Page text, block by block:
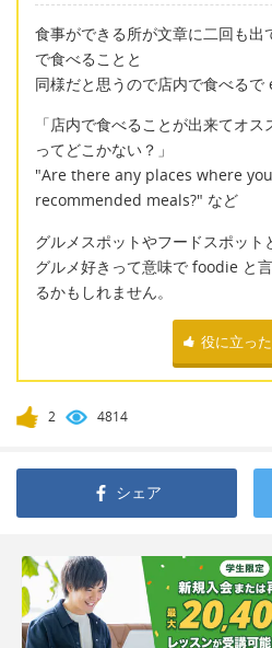
食事ができる所が文章に二回も出
で食べることと
同様だと思うので店内で食べる
「店内で食べることが出来てオ
ってどこかない？」
"Are there any places where
recommended meals?" など
グルメスポットやフードスポッ
グルメ好きって意味で foodie と
るかもしれません。
役に立った
2 4814
シェア